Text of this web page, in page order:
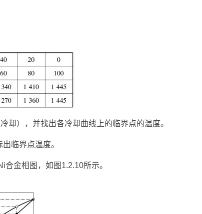
），并找出各冷却曲线上的临界点的温度。
临界点温度。
金相图，如图1.2.10所示。